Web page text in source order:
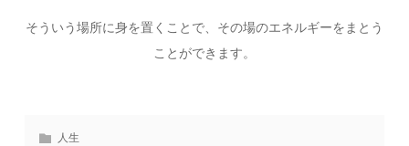
そういう場所に身を置くことで、その場のエネルギーをまとう
ことができます。
人生